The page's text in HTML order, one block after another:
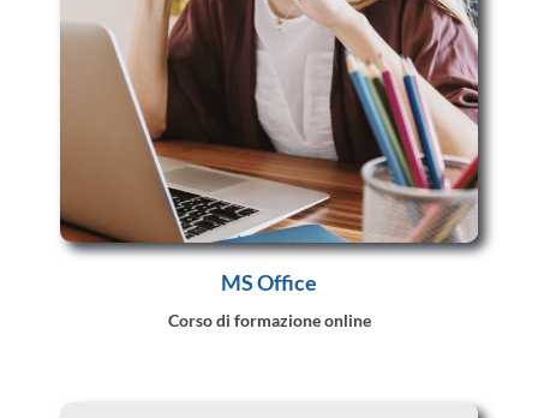
MS Office
Corso di formazione online